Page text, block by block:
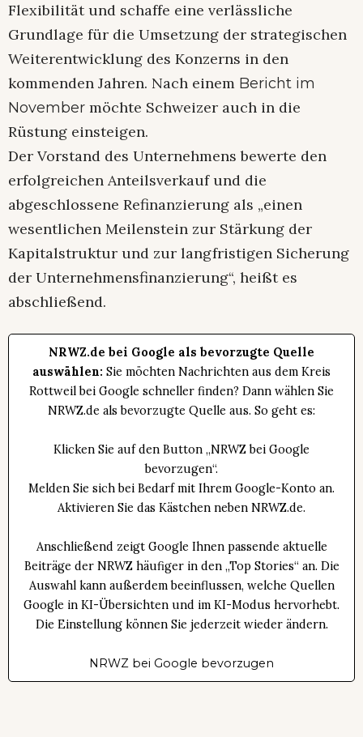
Flexibilität und schaffe eine verlässliche
Grundlage für die Umsetzung der strategischen
Weiterentwicklung des Konzerns in den
kommenden Jahren. Nach einem Bericht im
November möchte Schweizer auch in die
Rüstung einsteigen.
Der Vorstand des Unternehmens bewerte den
erfolgreichen Anteilsverkauf und die
abgeschlossene Refinanzierung als „einen
wesentlichen Meilenstein zur Stärkung der
Kapitalstruktur und zur langfristigen Sicherung
der Unternehmensfinanzierung“, heißt es
abschließend.
NRWZ.de bei Google als bevorzugte Quelle
auswählen: Sie möchten Nachrichten aus dem Kreis
Rottweil bei Google schneller finden? Dann wählen Sie
NRWZ.de als bevorzugte Quelle aus. So geht es:
Klicken Sie auf den Button „NRWZ bei Google
bevorzugen“.
Melden Sie sich bei Bedarf mit Ihrem Google-Konto an.
Aktivieren Sie das Kästchen neben NRWZ.de.
Anschließend zeigt Google Ihnen passende aktuelle
Beiträge der NRWZ häufiger in den „Top Stories“ an. Die
Auswahl kann außerdem beeinflussen, welche Quellen
Google in KI-Übersichten und im KI-Modus hervorhebt.
Die Einstellung können Sie jederzeit wieder ändern.
NRWZ bei Google bevorzugen